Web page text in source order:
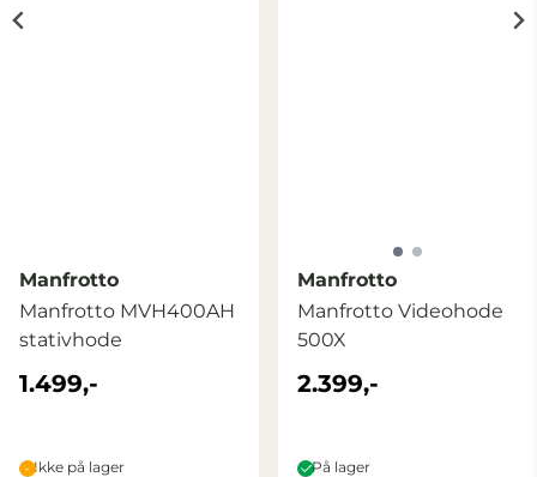
Manfrotto
Manfrotto MVH400AH
stativhode
1.499,-
Ikke på lager
Manfrotto
Manfrotto Videohode
500X
2.399,-
På lager